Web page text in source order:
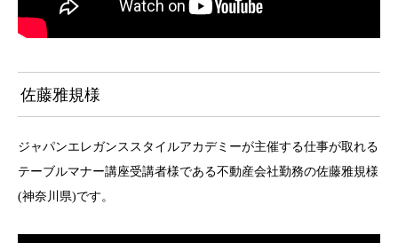
佐藤雅規様
ジャパンエレガンススタイルアカデミーが主催する仕事が取れる
テーブルマナー講座受講者様である不動産会社勤務の佐藤雅規様
(神奈川県)です。